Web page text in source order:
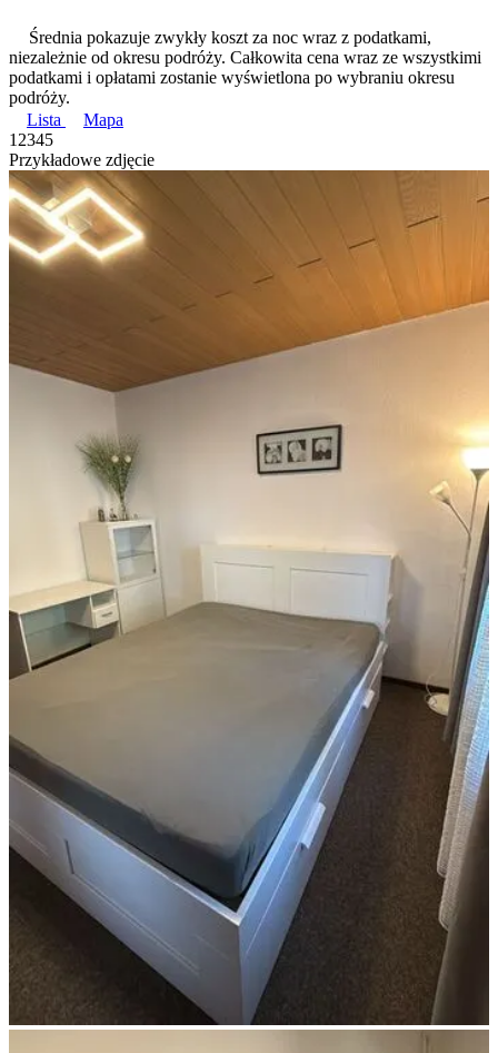
Średnia pokazuje zwykły koszt za noc wraz z podatkami,
niezależnie od okresu podróży. Całkowita cena wraz ze wszystkimi
podatkami i opłatami zostanie wyświetlona po wybraniu okresu
podróży.
Lista
Mapa
1 2345
Przykładowe zdjęcie